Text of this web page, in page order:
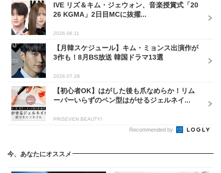
IVE リズ＆キム・ジェウォン、音楽授賞式「20
26 KGMA」2日目MCに抜擢...
2026.06.11
【月韓スケジュール】キム・ミョンス出演作が
3作も！8月BS放送 韓国ドラマ13選
2026.07.28
【初心者OK】はがした後も爪なめらか！リム
ーバーいらずのペン型はがせるジェルネイ...
PR(SEVEN BEAUTY)
Recommended by
今、あなたにオススメ